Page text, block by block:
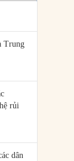
Trung
rủi
dân